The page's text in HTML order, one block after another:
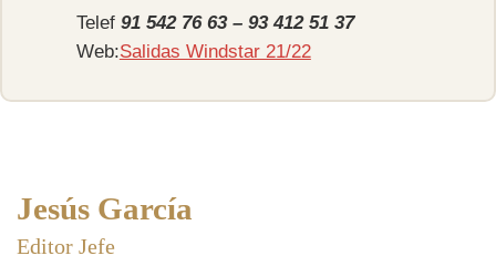
Telef 91 542 76 63 – 93 412 51 37
Web:Salidas Windstar 21/22
Jesús García
Editor Jefe